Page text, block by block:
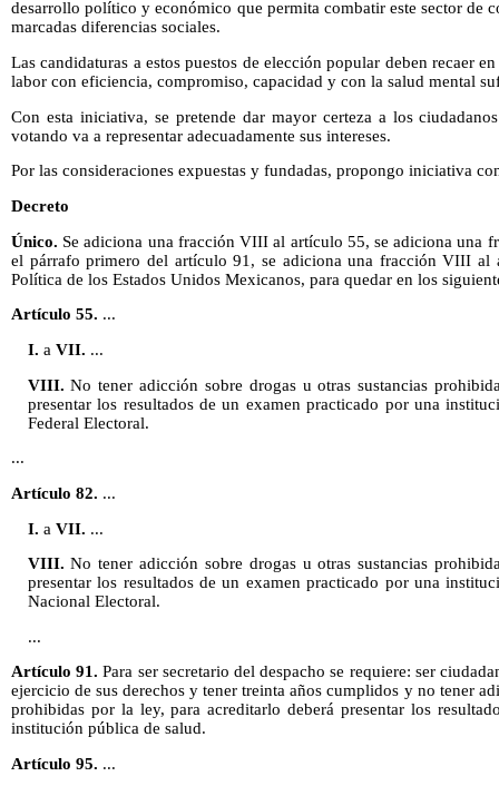
desarrollo político y económico que permita combatir este sector de
marcadas diferencias sociales.
Las candidaturas a estos puestos de elección popular deben recaer
labor con eficiencia, compromiso, capacidad y con la salud mental
Con esta iniciativa, se pretende dar mayor certeza a los
votando va a representar adecuadamente sus intereses.
Por las consideraciones expuestas y fundadas, propongo iniciativa
Decreto
Único. Se adiciona una fracción VIII al artículo 55, se adiciona una
el párrafo primero del artículo 91, se adiciona una fracción VIII al
Política de los Estados Unidos Mexicanos, para quedar en los
Artículo 55. ...
I. a VII. ...
VIII. No tener adicción sobre drogas u otras sustancias
presentar los resultados de un examen practicado por una
Federal Electoral.
...
Artículo 82. ...
I. a VII. ...
VIII. No tener adicción sobre drogas u otras sustancias
presentar los resultados de un examen practicado por una
Nacional Electoral.
...
Artículo 91. Para ser secretario del despacho se requiere: ser
ejercicio de sus derechos y tener treinta años cumplidos y no tener
prohibidas por la ley, para acreditarlo deberá presentar los
institución pública de salud.
Artículo 95. ...